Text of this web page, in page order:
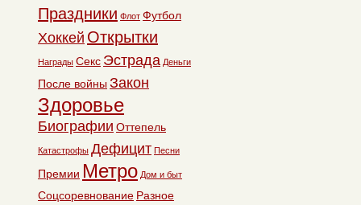
Праздники Флот Футбол
Хоккей Открытки
Награды Секс Эстрада Деньги
После войны Закон
Здоровье
Биографии Оттепель
Катастрофы Дефицит Песни
Премии Метро Дом и быт
Соцсоревнование Разное